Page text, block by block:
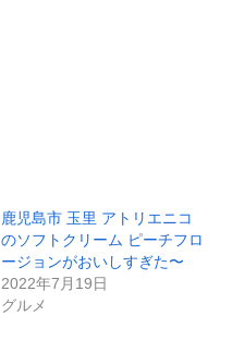
鹿児島市 玉里 アトリエニコ
のソフトクリーム ピーチフロ
ージョンがおいしすぎた〜
2022年7月19日
グルメ